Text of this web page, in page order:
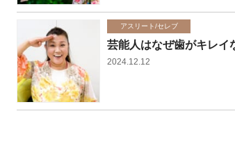
アスリート/セレブ
芸能人はなぜ歯がキレイ
2024.12.12